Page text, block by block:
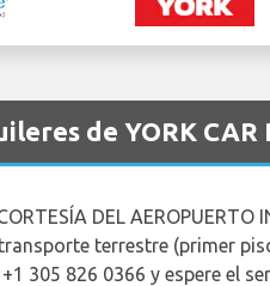
de YORK
DEL
terrestre (primer
305 826 0366 y espere el